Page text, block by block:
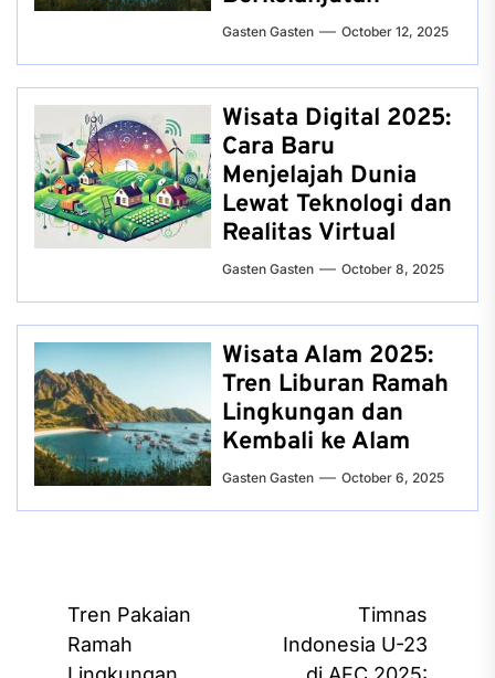
Gasten Gasten October 12, 2025
Wisata Digital 2025:
Cara Baru
Menjelajah Dunia
Lewat Teknologi dan
Realitas Virtual
Gasten Gasten October 8, 2025
Wisata Alam 2025:
Tren Liburan Ramah
Lingkungan dan
Kembali ke Alam
Gasten Gasten October 6, 2025
Post
navigation
Tren Pakaian
Ramah
Timnas
Indonesia U-23